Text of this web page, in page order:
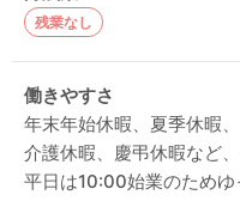
残業なし
働きやすさ
年末年始休暇、夏季休暇
介護休暇、慶弔休暇など
平日は10:00始業のためゆ